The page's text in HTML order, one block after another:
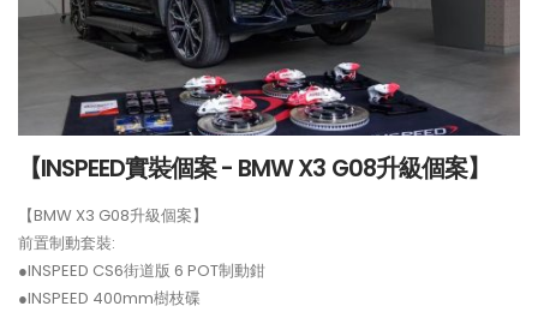
【INSPEED實裝個案 - BMW X3 G08升級個案】
【BMW X3 G08升級個案】
前置制動套裝:
●INSPEED CS6街道版 6 POT制動鉗
●INSPEED 400mm樹枝碟
【再向經典致敬!! Suzuki Jimny
XL化身迷你G-Class】